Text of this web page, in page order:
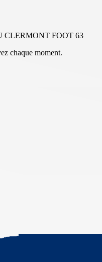
CLERMONT FOOT 63
chaque moment.